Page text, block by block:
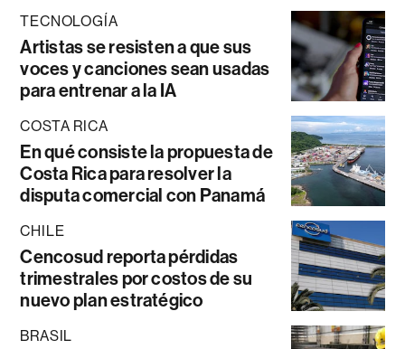
TECNOLOGÍA
Artistas se resisten a que sus
voces y canciones sean usadas
para entrenar a la IA
COSTA RICA
En qué consiste la propuesta de
Costa Rica para resolver la
disputa comercial con Panamá
CHILE
Cencosud reporta pérdidas
trimestrales por costos de su
nuevo plan estratégico
BRASIL